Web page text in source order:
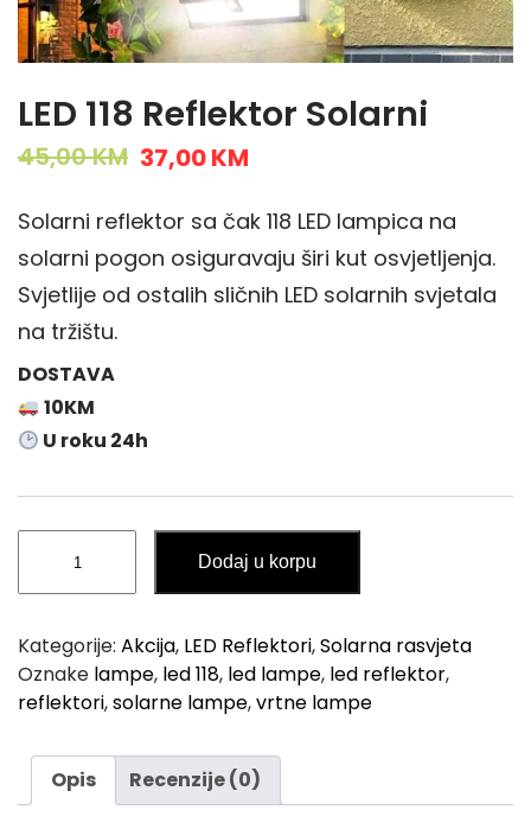
LED 118 Reflektor Solarni
45,00KM O
i
g
i
r
i
w
s
:
4
5
,
37,00KM
r
r
e
c
i
s
3
7
0
0
Solarni reflektor sa čak 118 LED lampica na
solarni pogon osiguravaju širi kut osvjetljenja.
Svjetlije od ostalih sličnih LED solarnih svjetala
na tržištu.
DOSTAVA
10KM
U roku 24h
Reflektor
količina
Dodaj u korpu
Kategorije: Akcija, LED Reflektori,Solarna rasvjeta
Oznake lampe, led 118, led lampe, led reflektor,
reflektori,solarne lampe,vrtne lampe
Opis Recenzije (0)